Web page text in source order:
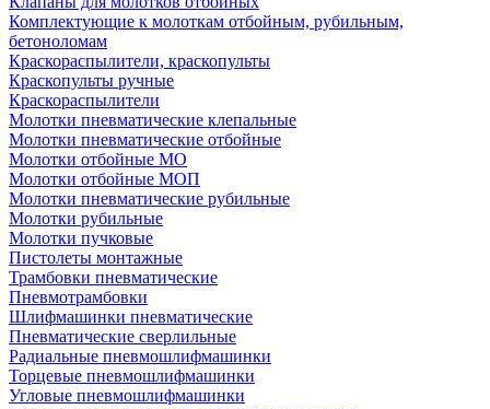
Комплектующие к молоткам отбойным, рубильным,
бетоноломам
Краскораспылители, краскопульты
Краскопульты ручные
Краскораспылители
Молотки пневматические клепальные
Молотки пневматические отбойные
Молотки отбойные МО
Молотки отбойные МОП
Молотки пневматические рубильные
Молотки рубильные
Молотки пучковые
Пистолеты монтажные
Трамбовки пневматические
Пневмотрамбовки
Шлифмашинки пневматические
Пневматические сверлильные
Радиальные пневмошлифмашинки
Торцевые пневмошлифмашинки
Угловые пневмошлифмашинки